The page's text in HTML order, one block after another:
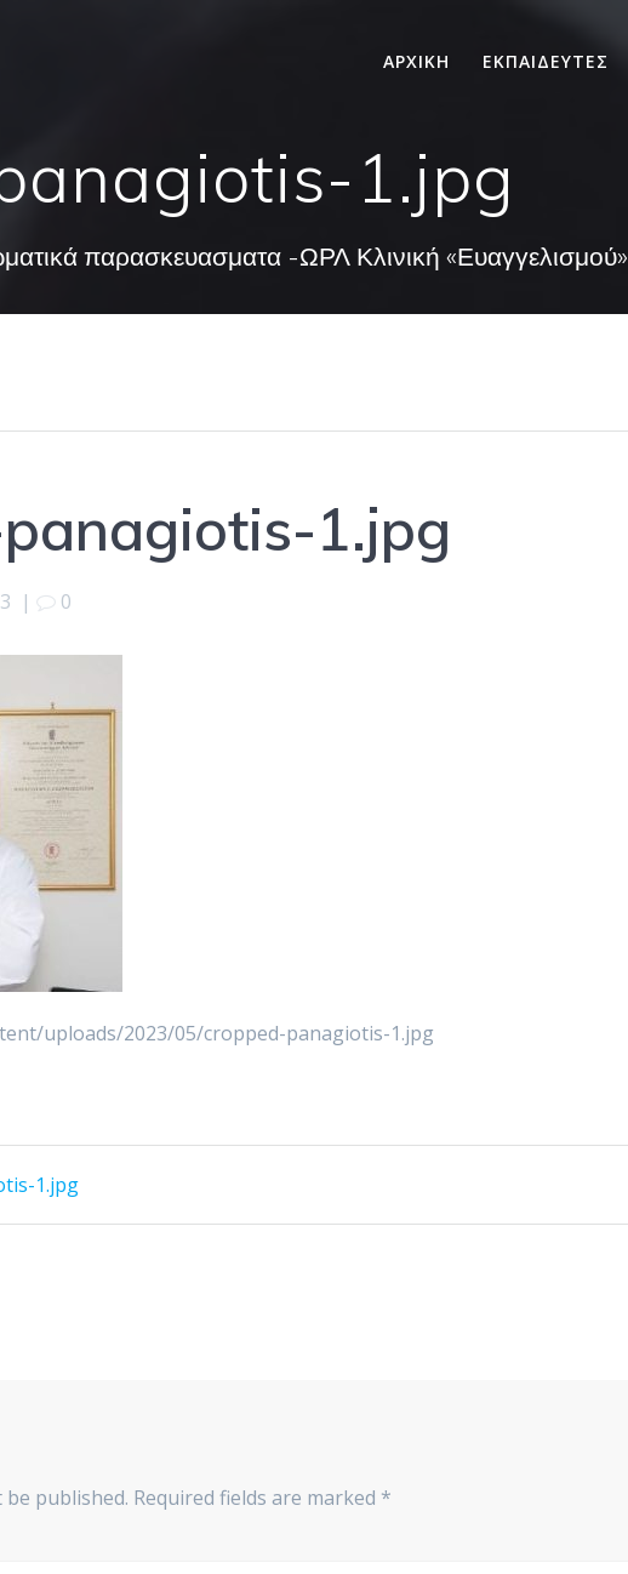
ΑΡΧΙΚΗ ΕΚΠΑΙΔΕΥΤΕΣ
1.jpg
παρασκευασματα -ΩΡΛ Κλινική «Ευαγγελισμού»
1.jpg
| 0
uploads/2023/05/cropped-panagiotis-1.jpg
1.jpg
published. Required fields are marked *